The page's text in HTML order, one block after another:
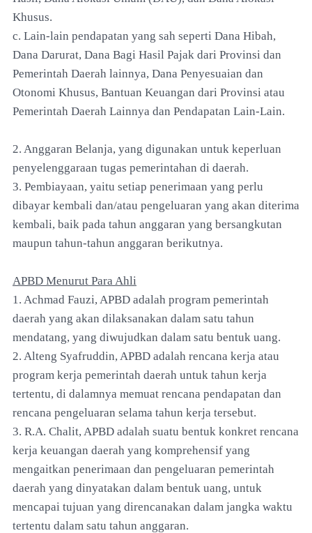
Khusus.
c. Lain-lain pendapatan yang sah seperti Dana Hibah,
Dana Darurat, Dana Bagi Hasil Pajak dari Provinsi dan
Pemerintah Daerah lainnya, Dana Penyesuaian dan
Otonomi Khusus, Bantuan Keuangan dari Provinsi atau
Pemerintah Daerah Lainnya dan Pendapatan Lain-Lain.
2. Anggaran Belanja, yang digunakan untuk keperluan
penyelenggaraan tugas pemerintahan di daerah.
3. Pembiayaan, yaitu setiap penerimaan yang perlu
dibayar kembali dan/atau pengeluaran yang akan diterima
kembali, baik pada tahun anggaran yang bersangkutan
maupun tahun-tahun anggaran berikutnya.
APBD Menurut Para Ahli
1. Achmad Fauzi, APBD adalah program pemerintah
daerah yang akan dilaksanakan dalam satu tahun
mendatang, yang diwujudkan dalam satu bentuk uang.
2. Alteng Syafruddin, APBD adalah rencana kerja atau
program kerja pemerintah daerah untuk tahun kerja
tertentu, di dalamnya memuat rencana pendapatan dan
rencana pengeluaran selama tahun kerja tersebut.
3. R.A. Chalit, APBD adalah suatu bentuk konkret rencana
kerja keuangan daerah yang komprehensif yang
mengaitkan penerimaan dan pengeluaran pemerintah
daerah yang dinyatakan dalam bentuk uang, untuk
mencapai tujuan yang direncanakan dalam jangka waktu
tertentu dalam satu tahun anggaran.